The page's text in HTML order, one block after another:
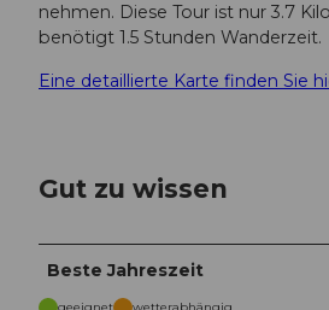
nehmen. Diese Tour ist nur 3.7
benötigt 1.5 Stunden Wanderzeit.
Eine detaillierte Karte finden Sie
Gut zu wissen
Beste Jahreszeit
geeignet wetterabhängig